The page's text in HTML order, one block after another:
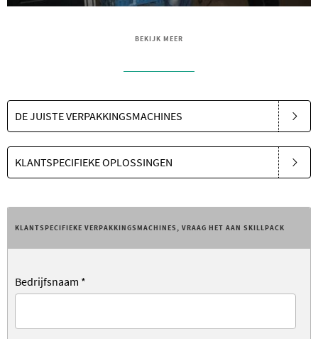
BEKIJK MEER
DE JUISTE VERPAKKINGSMACHINES
KLANTSPECIFIEKE OPLOSSINGEN
KLANTSPECIFIEKE VERPAKKINGSMACHINES, VRAAG HET AAN SKILLPACK
Bedrijfsnaam *